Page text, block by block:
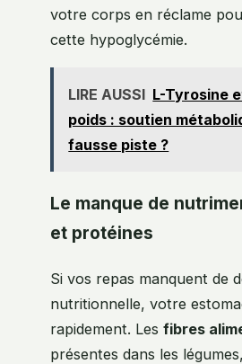
votre corps en réclame
cette hypoglycémie.
LIRE AUSSI L-Tyrosine
poids : soutien
fausse piste ?
Le manque de
et protéines
Si vos repas manquent de
nutritionnelle, votre
rapidement. Les fibres
présentes dans les